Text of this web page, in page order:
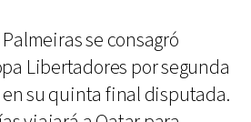
se consagró
Libertadores por segunda
su quinta final disputada.